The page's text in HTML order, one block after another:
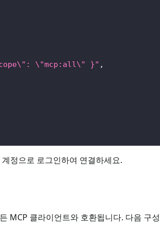
\"mcp:all\" }" ,
정으로 로그인하여 연결하세요.
클라이언트와 호환됩니다. 다음 구